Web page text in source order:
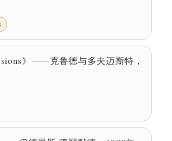
》——克鲁德与多夫迈斯特，